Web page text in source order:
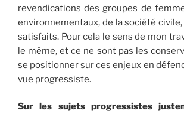
revendications des groupes de
environnementaux, de la société
satisfaits. Pour cela le sens de mon
le même, et ce ne sont pas les
se positionner sur ces enjeux en
vue progressiste.
Sur les sujets progressistes